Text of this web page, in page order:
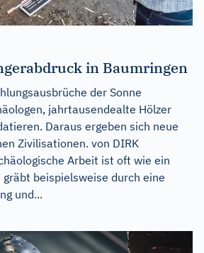
in Baumringen
der Sonne
jahrtausendealte Hölzer
Daraus ergeben sich neue
Zivilisationen. von DIRK
Arbeit ist oft wie ein
gräbt beispielsweise durch eine
und...